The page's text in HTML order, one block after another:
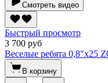
Смотреть видео
Быстрый просмотр
3 700 руб
Веселые ребята 0,8"х25
В корзину